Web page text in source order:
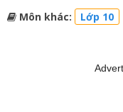
Môn khác: Lớp 10